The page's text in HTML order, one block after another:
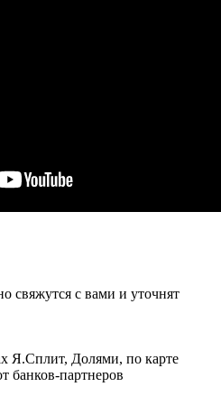
свяжутся с вами и уточнят
Я.Сплит, Долями, по карте
банков-партнеров